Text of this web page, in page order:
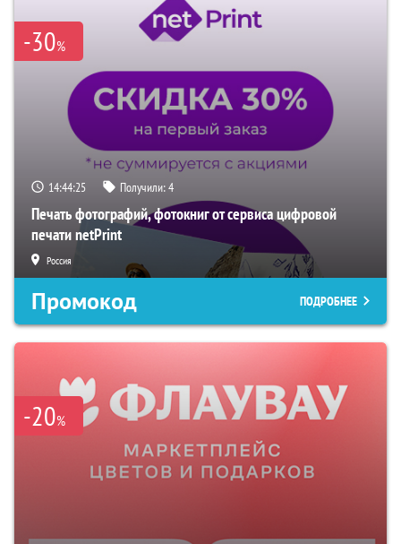
-30%
14:44:24 Получили:4
Печать фотографий, фотокниг от сервиса цифровой
печати netPrint
Россия
Промокод ПОДРОБНЕЕ
-20%